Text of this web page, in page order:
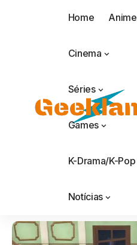
Home Anime
Cinema
Séries
Games
K-Drama/K-Pop
Notícias